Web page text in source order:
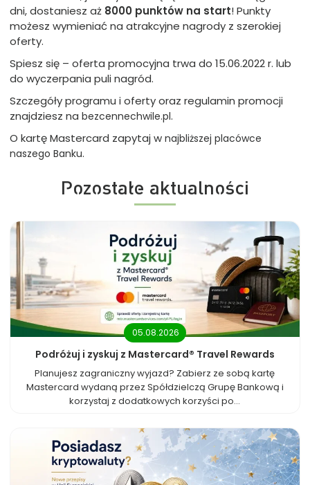
dni, dostaniesz aż 8000 punktów na start! Punkty
możesz wymieniać na atrakcyjne nagrody z szerokiej
oferty.
Spiesz się – oferta promocyjna trwa do 15.06.2022 r. lub
do wyczerpania puli nagród.
Szczegóły programu i oferty oraz regulamin promocji
znajdziesz nabezcennechwile.pl.
O kartę Mastercard zapytaj wnajbliższej placówce
naszego Banku.
Pozostałe aktualności
05.08.2026
Podróżuj i zyskuj z Mastercard® Travel Rewards
Planujesz zagraniczny wyjazd? Zabierz ze sobą kartę
Mastercard wydaną przez Spółdzielczą Grupę Bankową i
korzystaj z dodatkowych korzyści po...